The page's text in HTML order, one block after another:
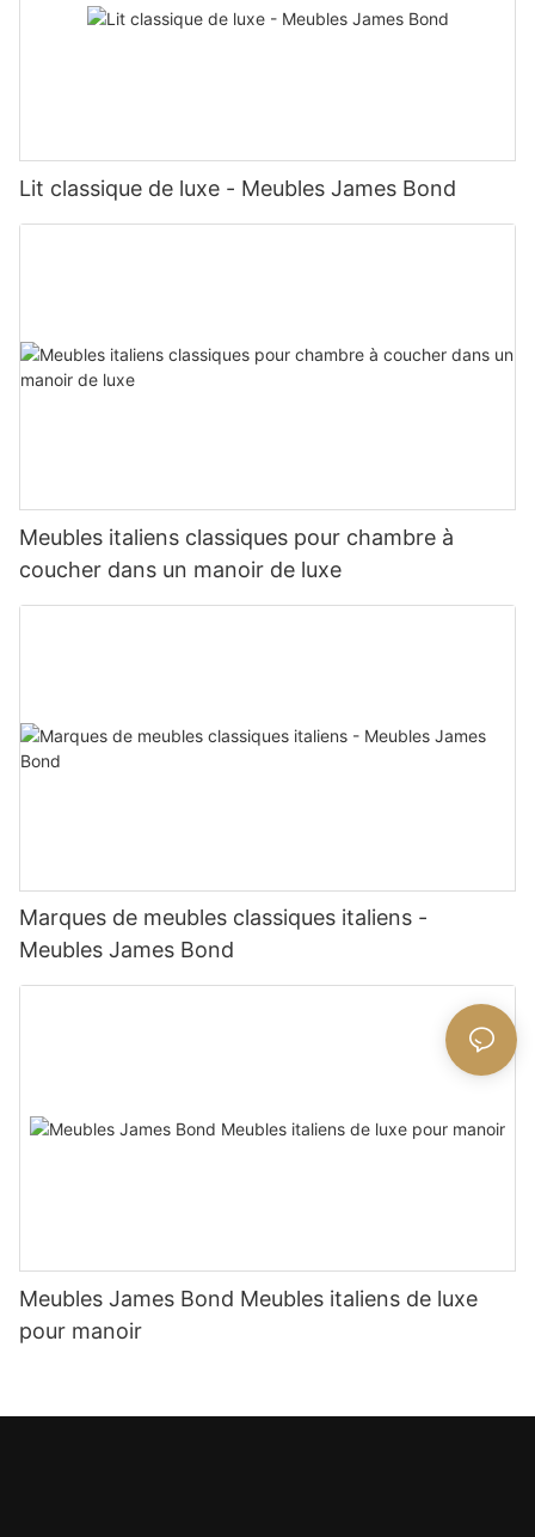
Lit classique de luxe - Meubles James Bond
Meubles italiens classiques pour chambre à
coucher dans un manoir de luxe
Marques de meubles classiques italiens -
Meubles James Bond
Meubles James Bond Meubles italiens de luxe
pour manoir